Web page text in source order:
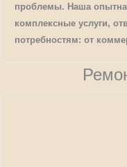
проблемы. Наша
комплексные услуги,
потребностям: от